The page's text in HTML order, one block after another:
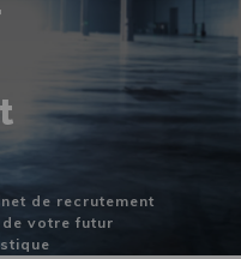
de recrutement
votre futur